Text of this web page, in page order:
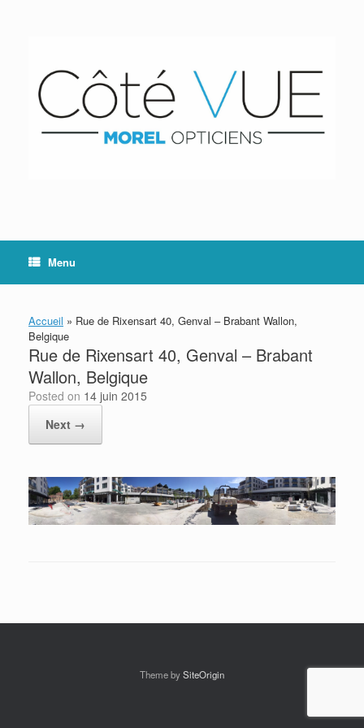
Menu
Accueil » Rue de Rixensart 40, Genval – Brabant Wallon,
Belgique
Rue de Rixensart 40, Genval – Brabant
Wallon, Belgique
Posted on 14 juin 2015
Next →
Theme bySiteOrigin